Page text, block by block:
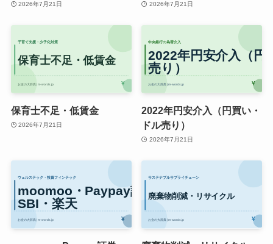
2026年7月21日 2026年7月21日
保育士不足・低賃金
2026年7月21日
2022年円安介入（円買い・
ドル売り）
2026年7月21日